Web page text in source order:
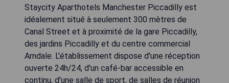
Staycity Aparthotels Manchester Piccadilly est
idéalement situé à seulement 300 mètres de
Canal Street et à proximité de la gare Piccadilly,
des jardins Piccadilly et du centre commercial
Arndale. L'établissement dispose d'une réception
ouverte 24h/24, d'un café-bar accessible en
continu, d'une salle de sport, de salles de réunion